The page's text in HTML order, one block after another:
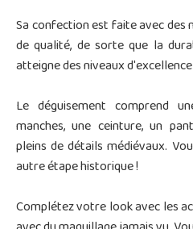
Sa confection est faite avec
de qualité, de sorte que la
atteigne des niveaux
Le déguisement comprend
manches, une ceinture, un
pleins de détails médiévaux.
autre étape historique !
Complétez votre look avec les